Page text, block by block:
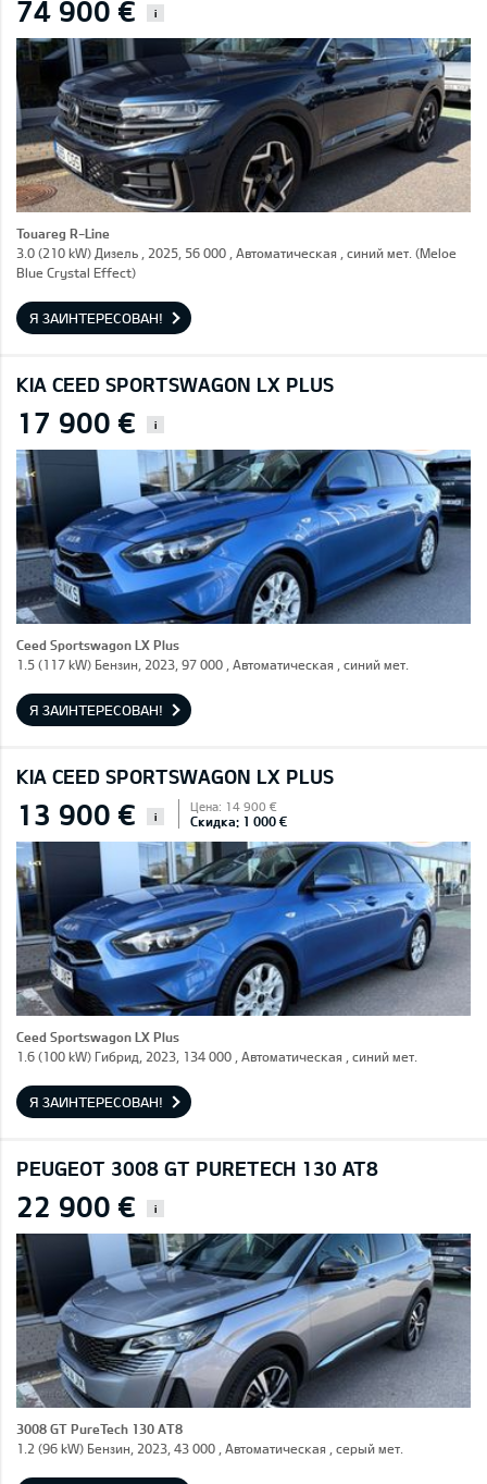
74 900 € i
Touareg R-Line
3.0 (210 kW) Дизель , 2025, 56 000 , Автоматическая , синий мет. (Meloe
Blue Crystal Effect)
Я ЗАИНТЕРЕСОВАН!
KIA CEED SPORTSWAGON LX PLUS
17 900 € i
Ceed Sportswagon LX Plus
1.5 (117 kW) Бензин, 2023, 97 000 , Автоматическая , синий мет.
Я ЗАИНТЕРЕСОВАН!
KIA CEED SPORTSWAGON LX PLUS
13 900 € i
Цена: 14 900 €
Скидка: 1 000 €
Ceed Sportswagon LX Plus
1.6 (100 kW) Гибрид, 2023, 134 000 , Автоматическая , синий мет.
Я ЗАИНТЕРЕСОВАН!
PEUGEOT 3008 GT PURETECH 130 AT8
22 900 € i
3008 GT PureTech 130 AT8
1.2 (96 kW) Бензин, 2023, 43 000 , Автоматическая , серый мет.